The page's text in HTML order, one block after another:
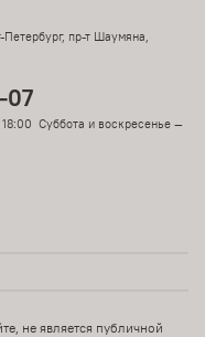
пр-т Шаумяна,
07
Суббота и воскресенье —
не является публичной